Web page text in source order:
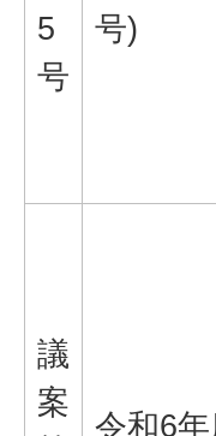
5
号
号)
議
案
令和6